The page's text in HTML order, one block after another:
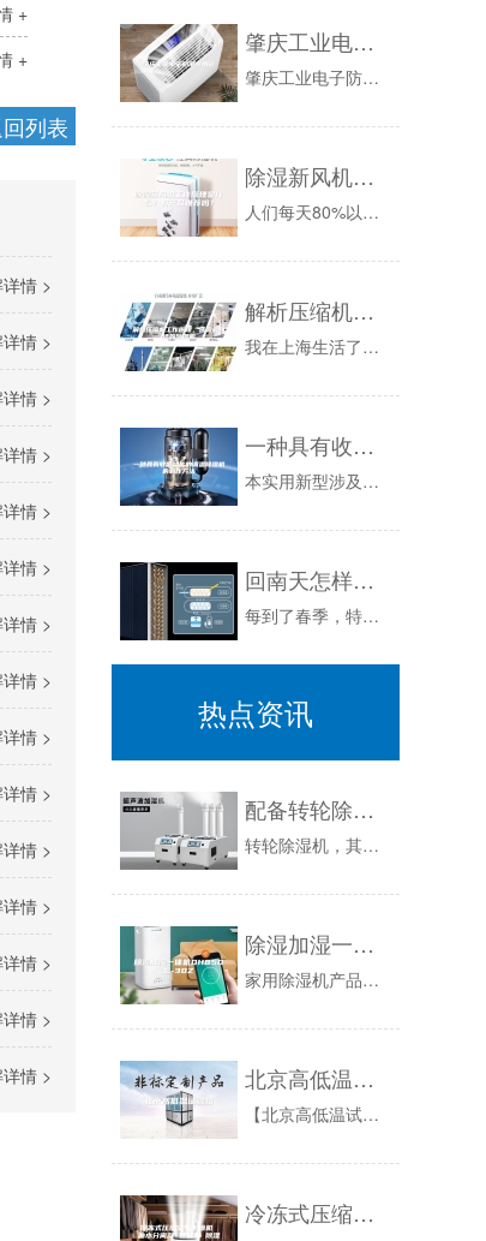
+
+
列表
情 >
情 >
情 >
情 >
情 >
情 >
情 >
情 >
情 >
情 >
情 >
情 >
情 >
情 >
情 >
肇庆工业电子防潮柜用途
肇庆工业电子防潮柜用途DzVECk9壹、再从新开始吸湿，电子防潮箱操纵吸湿剂（目前正常为分子塞等资料）被动地吸支柜内的潮气！并周期性地对吸湿...
除湿新风机工作原理是什么？有产品推荐吗？
人们每天80%以上的时间都是在室内度过的，如果室内湿度较高，就会导致霉菌的的大量繁殖，同时，还会让人们感到室内温度比实际气温更高，也就是常说...
解析压缩机工作原理，选购最合适的除湿机
我在上海生活了十多年，每年春夏都要来一场除霉大作战，其中除湿是除霉的重要环节，具体分析可以看下面这篇文章，这里就不展开了。梅雨季节，除霉、防...
一种具有收氟功能的调温除湿机的制作方法
本实用新型涉及调温除湿机技术领域，具体是一种具有收氟功能的调温除湿机。背景技术：调温除湿机一般由压缩机、蒸发器、膨胀阀、升温冷凝器、调温冷凝...
回南天怎样防潮
每到了春季，特别是4月份，雨季就开始了，不仅是衣服总是湿漉漉的怎么也晾不干，而且家里的湿度也很大，水汽很重，地板、墙壁、玻璃全都是一片雾蒙蒙...
热点资讯
配备转轮除湿机！人们应当多认识一下特性和基本常识？
转轮除湿机，其是不是提温除湿的关键意味着？其0.6KG/H，实际含意是啥？转轮除湿机，其是中央空调行业的1个关键支系，并且是提温除湿的关键意...
除湿加湿一体机DH850C-30Z
家用除湿机产品介绍提供最新的除湿加湿一体机DH850C-30Z价格【品牌】哪个好,除湿加湿一体机DH850C-30Z有用吗,选择宁波除湿加湿...
北京高低温试验箱
【北京高低温试验箱用途】用于检测材料在各种环境下性能的设备及试验各种材料耐热、耐寒、耐干、耐湿性能。适合电子、电器、通讯、仪表、车辆、塑胶制...
冷冻式压缩空气干燥机 油水分离器 过滤器 除湿机